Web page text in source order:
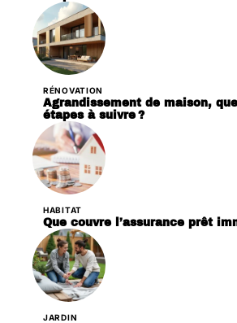
RÉNOVATION
Agrandissement de maison,
étapes à suivre ?
HABITAT
Que couvre l’assurance prêt
JARDIN